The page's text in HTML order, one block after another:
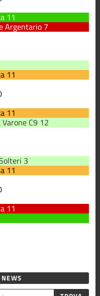
11
Argentario 7
11
11
Varone C9 12
3
11
11